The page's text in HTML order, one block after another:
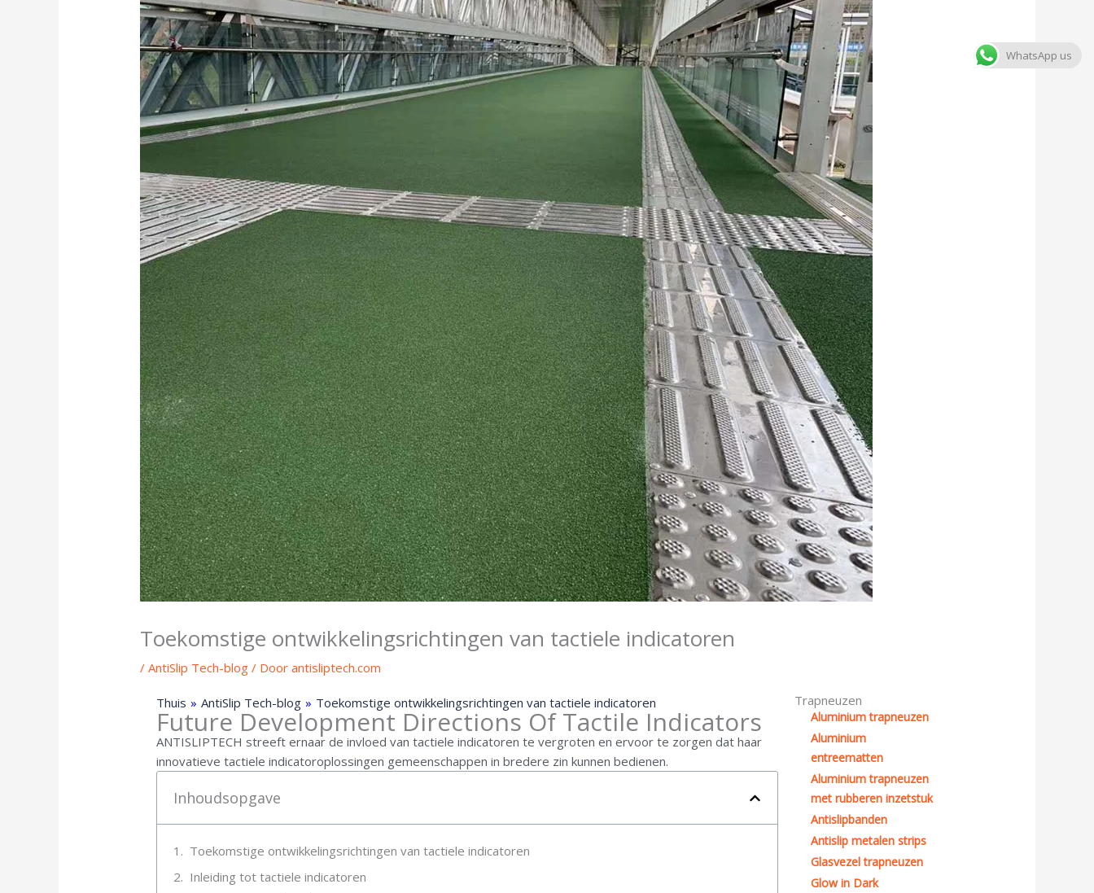
Toekomstige ontwikkelingsrichtingen van tactiele indicatoren
/AntiSlip Tech-blog / Doorantisliptech.com
Thuis » AntiSlip Tech-blog » Toekomstige ontwikkelingsrichtingen van tactiele indicatoren
Future Development Directions Of Tactile Indicators
ANTISLIPTECH streeft ernaar de invloed van tactiele indicatoren te vergroten en ervoor te zorgen dat haar
innovatieve tactiele indicatoroplossingen gemeenschappen in bredere zin kunnen bedienen.
Inhoudsopgave
Toekomstige ontwikkelingsrichtingen van tactiele indicatoren
Inleiding tot tactiele indicatoren
Trapneuzen
Aluminium trapneuzen
Aluminium
entreematten
Aluminium trapneuzen
met rubberen inzetstuk
Antislipbanden
Antislip metalen strips
Glasvezel trapneuzen
Glow in Dark
WhatsApp us